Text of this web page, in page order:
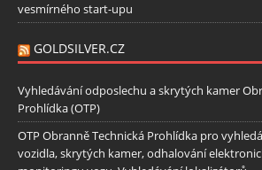
vesmírného start-upu
GOLDSILVER.CZ
Vyhledávání odposlechu a skrytých kamer
Prohlídka (OTP)
OTP Obranně Technická Prohlídka pro
vozidla, skrytých kamer, odhalování